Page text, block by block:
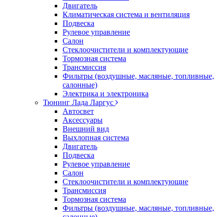
Двигатель
Климатическая система и вентиляция
Подвеска
Рулевое управление
Салон
Стеклоочистители и комплектующие
Тормозная система
Трансмиссия
Фильтры (воздушные, масляные, топливные,
салонные)
Электрика и электроника
Тюнинг Лада Ларгус
Автосвет
Аксессуары
Внешний вид
Выхлопная система
Двигатель
Подвеска
Рулевое управление
Салон
Стеклоочистители и комплектующие
Трансмиссия
Тормозная система
Фильтры (воздушные, масляные, топливные,